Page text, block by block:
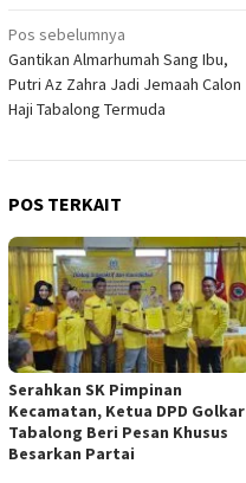
Navigasi
pos
Pos sebelumnya
Gantikan Almarhumah Sang Ibu,
Putri Az Zahra Jadi Jemaah Calon
Haji Tabalong Termuda
POS TERKAIT
Serahkan SK Pimpinan
Kecamatan, Ketua DPD Golkar
Tabalong Beri Pesan Khusus
Besarkan Partai